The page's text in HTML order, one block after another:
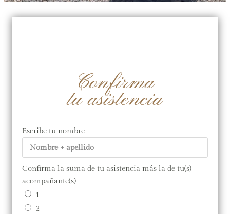
Confirma
tu asistencia
Escribe tu nombre
Confirma la suma de tu asistencia más la de tu(s)
acompañante(s)
1
2